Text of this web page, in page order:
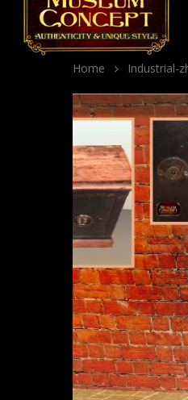
Home Industrial-